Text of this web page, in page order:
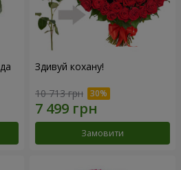
Здивуй кохану!
10 713 грн
Замовити